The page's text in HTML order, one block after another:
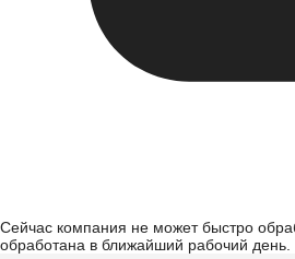
Сейчас компания не может быстро
обработана в ближайший рабочий день.